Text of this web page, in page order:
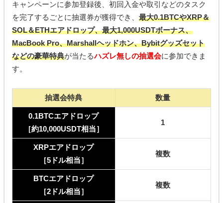
キャンペーンに参加登録後、初回入金や取引などのタスク
を完了するごとに抽選券が獲得でき、 最大0.1BTCやXRP＆
SOL＆ETHエアドロップ、最大1,000USDTボーナス、
MacBook Pro、Marshallヘッドホン、Bybitグッズセット
などの豪華特典が当たるハズレ無しの抽選会に参加できま
す。
抽選会特典 数量
0.1BTCエアドロップ
［約10,000USDT相当］
1
XRPエアドロップ
［5ドル相当］
複数
BTCエアドロップ
［2ドル相当］
複数